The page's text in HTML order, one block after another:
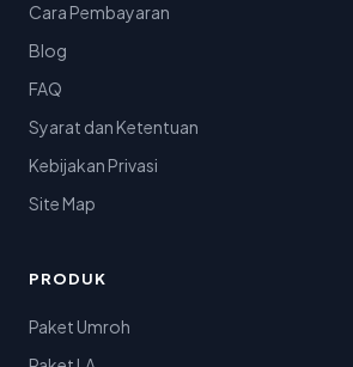
Cara Pembayaran
Blog
FAQ
Syarat dan Ketentuan
Kebijakan Privasi
Site Map
PRODUK
Paket Umroh